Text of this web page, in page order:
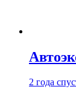
2 года